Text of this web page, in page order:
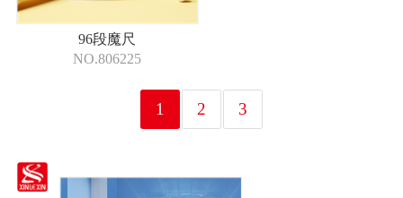
96段魔尺
NO.806225
1 2 3